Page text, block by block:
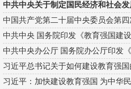
中国共产党第二十届中央委员会第
习近平总书记关于如何建设教育强
习近平：加快建设教育强国 为中华